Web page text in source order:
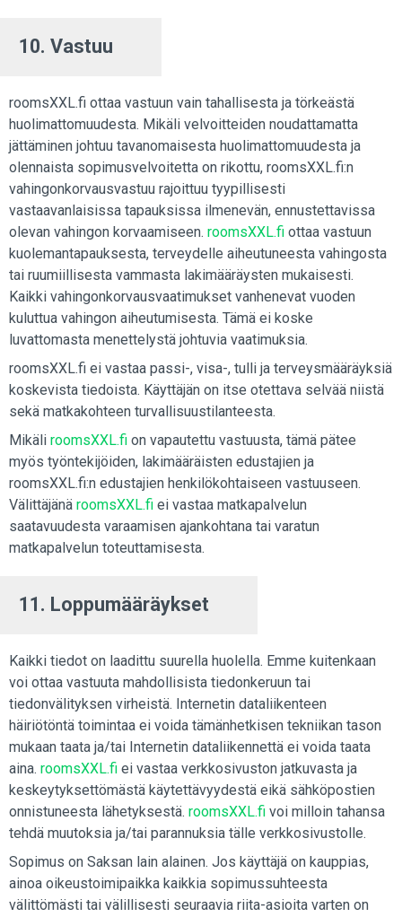
10. Vastuu
roomsXXL.fi ottaa vastuun vain tahallisesta ja törkeästä
huolimattomuudesta. Mikäli velvoitteiden noudattamatta
jättäminen johtuu tavanomaisesta huolimattomuudesta ja
olennaista sopimusvelvoitetta on rikottu, roomsXXL.fi:n
vahingonkorvausvastuu rajoittuu tyypillisesti
vastaavanlaisissa tapauksissa ilmenevän, ennustettavissa
olevan vahingon korvaamiseen. roomsXXL.fi ottaa vastuun
kuolemantapauksesta, terveydelle aiheutuneesta vahingosta
tai ruumiillisesta vammasta lakimääräysten mukaisesti.
Kaikki vahingonkorvausvaatimukset vanhenevat vuoden
kuluttua vahingon aiheutumisesta. Tämä ei koske
luvattomasta menettelystä johtuvia vaatimuksia.
roomsXXL.fi ei vastaa passi-, visa-, tulli ja terveysmääräyksiä
koskevista tiedoista. Käyttäjän on itse otettava selvää niistä
sekä matkakohteen turvallisuustilanteesta.
Mikäli roomsXXL.fi on vapautettu vastuusta, tämä pätee
myös työntekijöiden, lakimääräisten edustajien ja
roomsXXL.fi:n edustajien henkilökohtaiseen vastuuseen.
Välittäjänä roomsXXL.fi ei vastaa matkapalvelun
saatavuudesta varaamisen ajankohtana tai varatun
matkapalvelun toteuttamisesta.
11. Loppumääräykset
Kaikki tiedot on laadittu suurella huolella. Emme kuitenkaan
voi ottaa vastuuta mahdollisista tiedonkeruun tai
tiedonvälityksen virheistä. Internetin dataliikenteen
häiriötöntä toimintaa ei voida tämänhetkisen tekniikan tason
mukaan taata ja/tai Internetin dataliikennettä ei voida taata
aina. roomsXXL.fi ei vastaa verkkosivuston jatkuvasta ja
keskeytyksettömästä käytettävyydestä eikä sähköpostien
onnistuneesta lähetyksestä. roomsXXL.fi voi milloin tahansa
tehdä muutoksia ja/tai parannuksia tälle verkkosivustolle.
Sopimus on Saksan lain alainen. Jos käyttäjä on kauppias,
ainoa oikeustoimipaikka kaikkia sopimussuhteesta
välittömästi tai välillisesti seuraavia riita-asioita varten on